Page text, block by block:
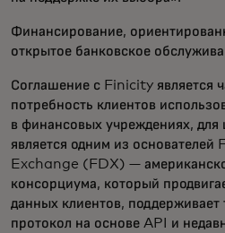
Финансирование,
открытое банковское
Соглашение с Finicity является
потребность клиентов
в финансовых учреждениях, для
является одним из
Exchange (FDX) —
консорциума, который
данных клиентов, поддерживает
протокол на основе API и